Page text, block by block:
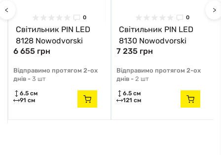
<
0
Світильник PIN LED
8128 Nowodvorski
6 655 грн
Відправимо протягом 2-ох
днів - 3 шт
6.5 см
91 см
0
Світильник PIN LED
8130 Nowodvorski
7 235 грн
Відправимо протягом 2-ох
днів - 2 шт
6.5 см
121 см
>